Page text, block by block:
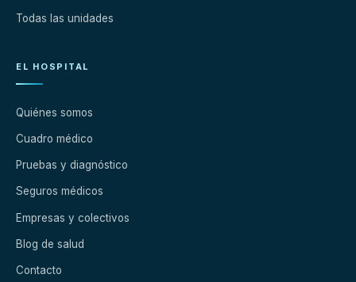
Todas las unidades
EL HOSPITAL
Quiénes somos
Cuadro médico
Pruebas y diagnóstico
Seguros médicos
Empresas y colectivos
Blog de salud
Contacto